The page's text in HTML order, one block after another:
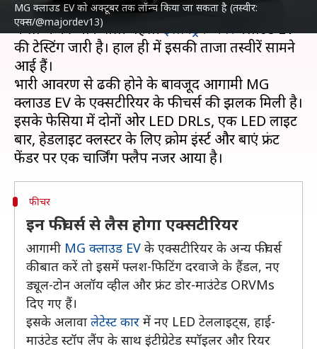
MG क्लाउड EV को अक्टूबर तक लॉन्च किया जा सकता है (तस्वीर:
एक्स/@majordev13)
JSW ग्रुप औरMG मोटर्सकी साझेदारी में भारतीय बाजार
में लॉन्च की जाने वाली पहलीइलेक्ट्रिक कारक्लाउड EV
की टेस्टिंग जारी है। हाल ही में इसकी ताजा तस्वीरें सामने
आई हैं।
भारी आवरण से ढकी होने के बावजूद आगामी MG
क्लाउड EV के एक्सटीरियर के फीचर्स की झलक मिली है।
इसके फेसिया में दोनों ओर LED DRLs, एक LED लाइट
बार, हेडलाइट क्लस्टर के लिए क्रोम इंर्स्ट और बाएं फ्रंट
फीचर
इन फीचर्स से लैस होगा एक्सटीरियर
आगामी MG क्लाउड EV के एक्सटीरियर के अन्य फीचर्स
की बात करें तो इसमें फ्लश-फिटिंग दरवाजे के हैंडल, नए
ड्यूल-टोन अलॉय व्हील और फ्रंट डोर-माउंटेड ORVMs
दिए गए हैं।
इसके अलावा लेटेस्ट कार में नए LED टेललाइट्स, हाई-
माउंटेड स्टॉप लैंप के साथ इंटीग्रेटेड स्पॉइलर और रियर